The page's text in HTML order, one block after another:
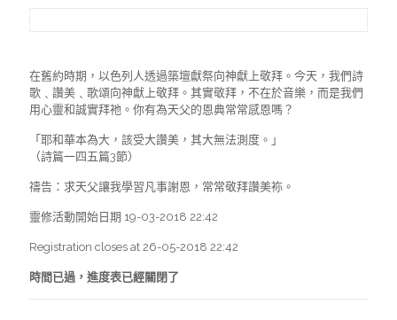
在舊約時期，以色列人透過築壇獻祭向神獻上敬拜。今天，我們詩
歌﹑讚美﹑歌頌向神獻上敬拜。其實敬拜，不在於音樂，而是我們
用心靈和誠實拜祂。你有為天父的恩典常常感恩嗎？
「耶和華本為大，該受大讚美，其大無法測度。」
（詩篇一四五篇3節）
禱告：求天父讓我學習凡事謝恩，常常敬拜讚美袮。
靈修活動開始日期 19-03-2018 22:42
Registration closes at 26-05-2018 22:42
時間已過，進度表已經關閉了